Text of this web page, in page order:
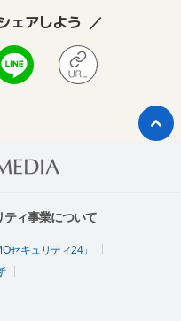
ェアしよう
ティ事業について
セキュリティ24」